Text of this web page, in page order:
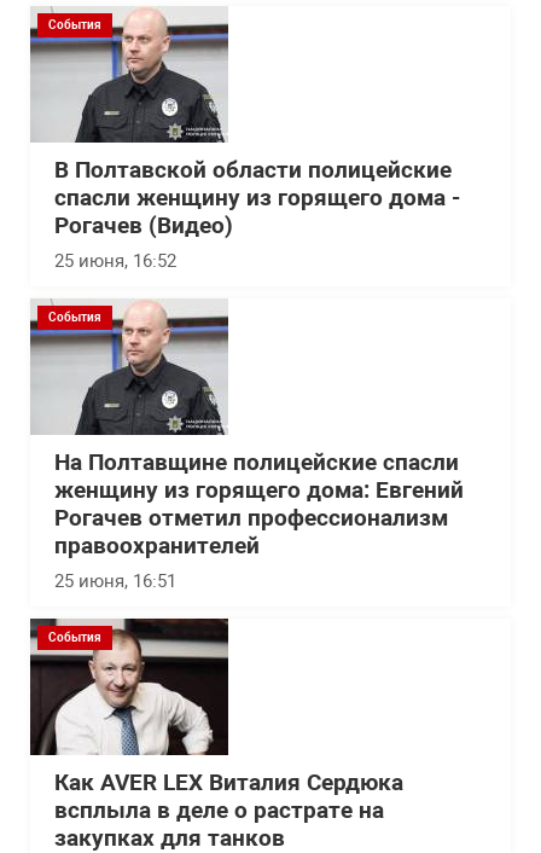
События
В Полтавской области полицейские
спасли женщину из горящего дома -
Рогачев (Видео)
25 июня, 16:52
События
На Полтавщине полицейские спасли
женщину из горящего дома: Евгений
Рогачев отметил профессионализм
правоохранителей
25 июня, 16:51
События
Как AVER LEX Виталия Сердюка
всплыла в деле о растрате на
закупках для танков